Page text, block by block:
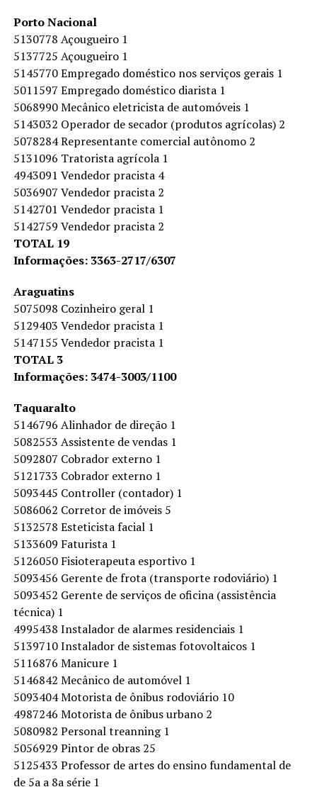
Porto Nacional
5130778 Açougueiro 1
5137725 Açougueiro 1
5145770 Empregado doméstico nos serviços gerais 1
5011597 Empregado doméstico diarista 1
5068990 Mecânico eletricista de automóveis 1
5143032 Operador de secador (produtos agrícolas) 2
5078284 Representante comercial autônomo 2
5131096 Tratorista agrícola 1
4943091 Vendedor pracista 4
5036907 Vendedor pracista 2
5142701 Vendedor pracista 1
5142759 Vendedor pracista 2
TOTAL 19
Informações: 3363-2717/6307
Araguatins
5075098 Cozinheiro geral 1
5129403 Vendedor pracista 1
5147155 Vendedor pracista 1
TOTAL 3
Informações: 3474-3003/1100
Taquaralto
5146796 Alinhador de direção 1
5082553 Assistente de vendas 1
5092807 Cobrador externo 1
5121733 Cobrador externo 1
5093445 Controller (contador) 1
5086062 Corretor de imóveis 5
5132578 Esteticista facial 1
5133609 Faturista 1
5126050 Fisioterapeuta esportivo 1
5093456 Gerente de frota (transporte rodoviário) 1
5093452 Gerente de serviços de oficina (assistência
técnica) 1
4995438 Instalador de alarmes residenciais 1
5139710 Instalador de sistemas fotovoltaicos 1
5116876 Manicure 1
5146842 Mecânico de automóvel 1
5093404 Motorista de ônibus rodoviário 10
4987246 Motorista de ônibus urbano 2
5080982 Personal treanning 1
5056929 Pintor de obras 25
5125433 Professor de artes do ensino fundamental de
de 5a a 8a série 1